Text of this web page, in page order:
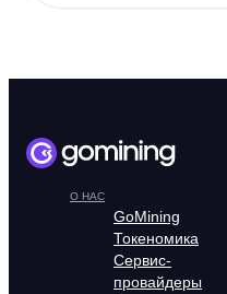
О НАС
GoMining
Токеномика
Сервис-
провайдеры